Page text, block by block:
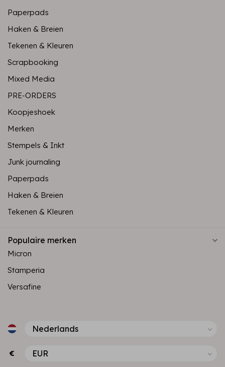
Paperpads
Haken & Breien
Tekenen & Kleuren
Scrapbooking
Mixed Media
PRE-ORDERS
Koopjeshoek
Merken
Stempels & Inkt
Junk journaling
Paperpads
Haken & Breien
Tekenen & Kleuren
Populaire merken
Micron
Stamperia
Versafine
€